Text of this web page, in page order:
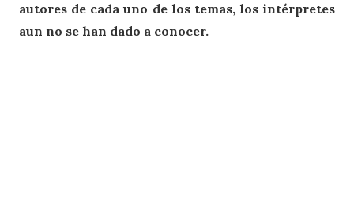
autores de cada uno de los temas, los intérpretes
aun no se han dado a conocer.